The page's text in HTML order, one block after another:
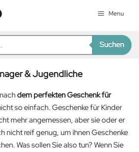
Menu
Suchen
& Jugendliche
dem perfekten Geschenk für
so einfach. Geschenke für Kinder
mehr angemessen, aber sie oder er
nicht reif genug, um ihnen Geschenke
Was sollen Sie also tun? Wenn Sie